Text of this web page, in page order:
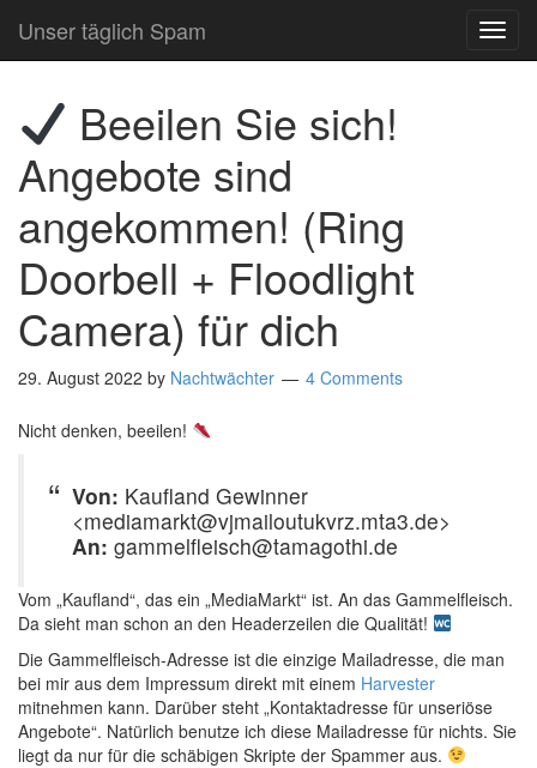
Unser täglich Spam
Beeilen Sie sich!
Angebote sind
angekommen! (Ring
Doorbell + Floodlight
Camera) für dich
29. August 2022 by Nachtwächter 4 Comments
Nicht denken, beeilen!
Von: Kaufland Gewinner
<mediamarkt@vjmailoutukvrz.mta3.de>
An: gammelfleisch@tamagothi.de
Vom „Kaufland“, das ein „MediaMarkt“ ist. An das Gammelfleisch.
Da sieht man schon an den Headerzeilen die Qualität!
Die Gammelfleisch-Adresse ist die einzige Mailadresse, die man
bei mir aus dem Impressum direkt mit einem Harvester
mitnehmen kann. Darüber steht „Kontaktadresse für unseriöse
Angebote“. Natürlich benutze ich diese Mailadresse für nichts. Sie
liegt da nur für die schäbigen Skripte der Spammer aus.